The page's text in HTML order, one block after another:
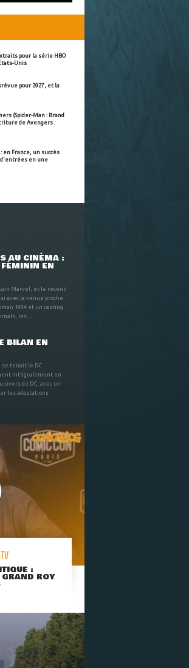
pour la série HBO
Unis
pour 2027, et la
(Spider-Man : Brand
de Avengers :
en France, un succès
d'entrées en une
AU CINÉMA :
EN
Marvel, et le récent
avec la venue proche
1984 et un casting
les ...
BILAN EN
se tenait le DC
intégralement en
de DC, avec un
les adaptations
:
GRAND ROY